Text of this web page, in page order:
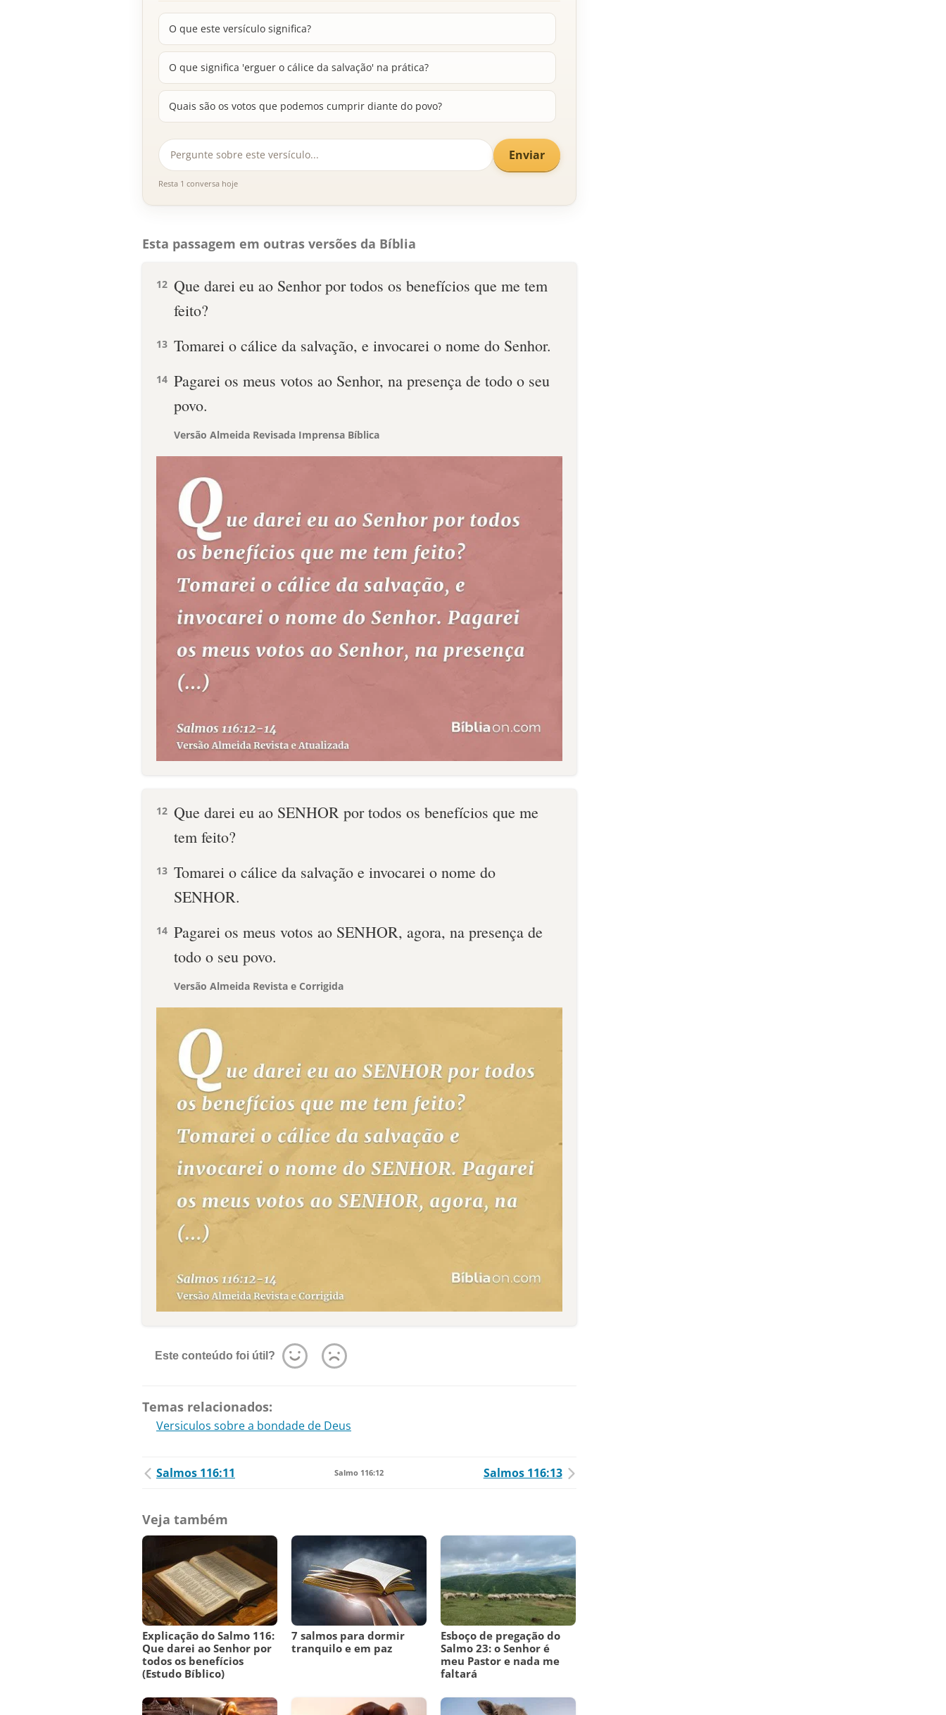
O que este versículo significa?
O que significa 'erguer o cálice da salvação' na prática?
Quais são os votos que podemos cumprir diante do povo?
Enviar
Resta 1 conversa hoje
Esta passagem em outras versões da Bíblia
12 Que darei eu ao Senhor por todos os benefícios que me tem
feito?
13 Tomarei o cálice da salvação, e invocarei o nome do Senhor.
14 Pagarei os meus votos ao Senhor, na presença de todo o seu
povo.
Versão Almeida Revisada Imprensa Bíblica
12 Que darei eu ao SENHOR por todos os benefícios que me
tem feito?
13 Tomarei o cálice da salvação e invocarei o nome do
SENHOR.
14 Pagarei os meus votos ao SENHOR, agora, na presença de
todo o seu povo.
Versão Almeida Revista e Corrigida
Este conteúdo foi útil?
Temas relacionados:
Versiculos sobre a bondade de Deus
Salmos 116:11 Salmo 116:12 Salmos 116:13
Veja também
Explicação do Salmo 116:
Que darei ao Senhor por
todos os benefícios
(Estudo Bíblico)
7 salmos para dormir
tranquilo e em paz
Esboço de pregação do
Salmo 23: o Senhor é
meu Pastor e nada me
faltará